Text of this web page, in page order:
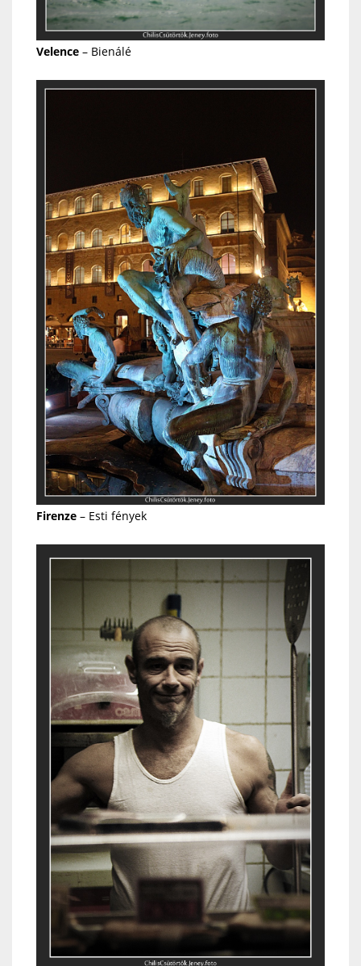
Velence – Bienálé
Firenze – Esti fények